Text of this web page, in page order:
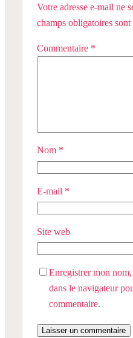
Votre adresse e-mail ne
champs obligatoires
Commentaire *
Nom *
E-mail *
Site web
Enregistrer mon
dans le navigateur
commentaire.